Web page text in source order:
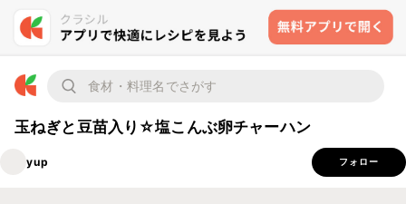
玉ねぎと豆苗入り☆塩こんぶ卵チャーハン
yup フォロー